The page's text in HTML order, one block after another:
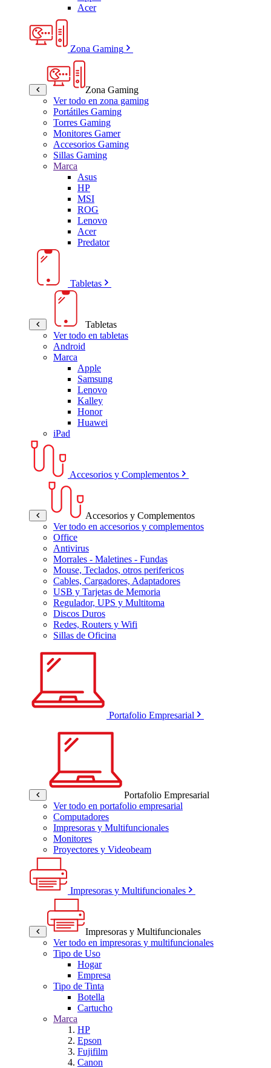
Acer
Zona Gaming
Zona Gaming
Ver todo en zona gaming
Portátiles Gaming
Torres Gaming
Monitores Gamer
Accesorios Gaming
Sillas Gaming
Marca
Asus
HP
MSI
ROG
Lenovo
Acer
Predator
Tabletas
Tabletas
Ver todo en tabletas
Android
Marca
Apple
Samsung
Lenovo
Kalley
Honor
Huawei
iPad
Accesorios y Complementos
Accesorios y Complementos
Ver todo en accesorios y complementos
Office
Antivirus
Morrales - Maletines - Fundas
Mouse, Teclados, otros perifericos
Cables, Cargadores, Adaptadores
USB y Tarjetas de Memoria
Regulador, UPS y Multitoma
Discos Duros
Redes, Routers y Wifi
Sillas de Oficina
Portafolio Empresarial
Portafolio Empresarial
Ver todo en portafolio empresarial
Computadores
Impresoras y Multifuncionales
Monitores
Proyectores y Videobeam
Impresoras y Multifuncionales
Impresoras y Multifuncionales
Ver todo en impresoras y multifuncionales
Tipo de Uso
Hogar
Empresa
Tipo de Tinta
Botella
Cartucho
Marca
HP
Epson
Fujifilm
Canon